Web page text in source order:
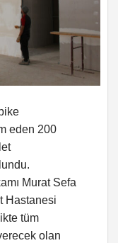
eden 200
Murat Sefa
Hastanesi
tüm
olan